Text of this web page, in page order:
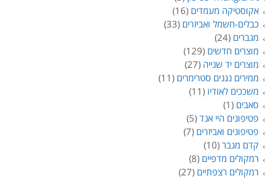
אקוסטיקה מעמדים (16)
כבלים-חשמל ואביזרים (33)
מגברים (24)
מוצרים חדשים (129)
מוצרים יד שנייה (27)
ממירים נגנים סטרימרים (11)
משככים לאודיו (11)
סאבים (1)
פטיפונים היי אנד (5)
פטיפונים ואביזרים (7)
קדם מגבר (10)
רמקולים מדפיים (8)
רמקולים רצפתיים (27)